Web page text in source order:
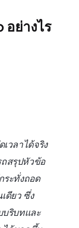
อย่างไร
วลาได้จริง
สรุปหัวข้อ
ระทั่งถอด
ดียว ซึ่ง
ริบทและ